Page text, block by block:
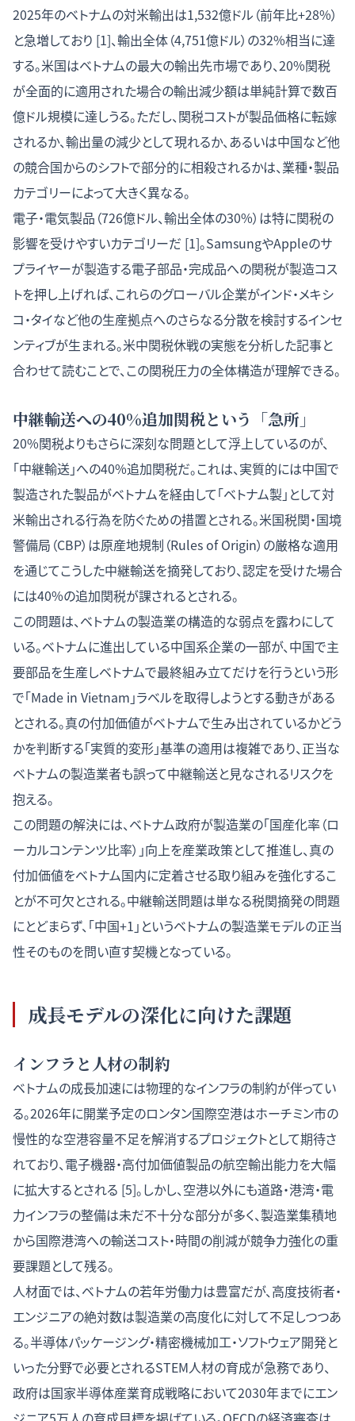
2025年のベトナムの対米輸出は1,532億ドル（前年比+28%）
と急増しており [1]、輸出全体（4,751億ドル）の32%相当に達
する。米国はベトナムの最大の輸出先市場であり、20%関税
が全面的に適用された場合の輸出減少額は単純計算で数百
億ドル規模に達しうる。ただし、関税コストが製品価格に転嫁
されるか、輸出量の減少として現れるか、あるいは中国など他
の競合国からのシフトで部分的に相殺されるかは、業種・製品
カテゴリーによって大きく異なる。
電子・電気製品（726億ドル、輸出全体の30%）は特に関税の
影響を受けやすいカテゴリーだ [1]。SamsungやAppleのサ
プライヤーが製造する電子部品・完成品への関税が製造コス
トを押し上げれば、これらのグローバル企業がインド・メキシ
コ・タイなど他の生産拠点へのさらなる分散を検討するインセ
ンティブが生まれる。米中関税休戦の実態を分析した記事と
合わせて読むことで、この関税圧力の全体構造が理解できる。
中継輸送への40%追加関税という「急所」
20%関税よりもさらに深刻な問題として浮上しているのが、
「中継輸送」への40%追加関税だ。これは、実質的には中国で
製造された製品がベトナムを経由して「ベトナム製」として対
米輸出される行為を防ぐための措置とされる。米国税関・国境
警備局（CBP）は原産地規制（Rules of Origin）の厳格な適用
を通じてこうした中継輸送を摘発しており、認定を受けた場合
には40%の追加関税が課されるとされる。
この問題は、ベトナムの製造業の構造的な弱点を露わにして
いる。ベトナムに進出している中国系企業の一部が、中国で主
要部品を生産しベトナムで最終組み立てだけを行うという形
で「Made in Vietnam」ラベルを取得しようとする動きがある
とされる。真の付加価値がベトナムで生み出されているかどう
かを判断する「実質的変形」基準の適用は複雑であり、正当な
ベトナムの製造業者も誤って中継輸送と見なされるリスクを
抱える。
この問題の解決には、ベトナム政府が製造業の「国産化率（ロ
ーカルコンテンツ比率）」向上を産業政策として推進し、真の
付加価値をベトナム国内に定着させる取り組みを強化するこ
とが不可欠とされる。中継輸送問題は単なる税関摘発の問題
にとどまらず、「中国+1」というベトナムの製造業モデルの正当
性そのものを問い直す契機となっている。
成長モデルの深化に向けた課題
インフラと人材の制約
ベトナムの成長加速には物理的なインフラの制約が伴ってい
る。2026年に開業予定のロンタン国際空港はホーチミン市の
慢性的な空港容量不足を解消するプロジェクトとして期待さ
れており、電子機器・高付加価値製品の航空輸出能力を大幅
に拡大するとされる [5]。しかし、空港以外にも道路・港湾・電
力インフラの整備は未だ不十分な部分が多く、製造業集積地
から国際港湾への輸送コスト・時間の削減が競争力強化の重
要課題として残る。
人材面では、ベトナムの若年労働力は豊富だが、高度技術者・
エンジニアの絶対数は製造業の高度化に対して不足しつつあ
る。半導体パッケージング・精密機械加工・ソフトウェア開発と
いった分野で必要とされるSTEM人材の育成が急務であり、
政府は国家半導体産業育成戦略において2030年までにエン